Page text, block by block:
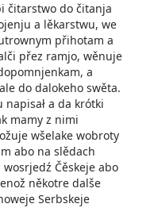
čitarstwo do čitanja
a lěkarstwu, we
přihotam a
přez ramjo, wěnuje
a
do dalokeho swěta.
napisał a da krótki
mamy z nimi
wšelake wobroty
abo na slědach
Čěskeje abo
někotre dalše
Serbskeje